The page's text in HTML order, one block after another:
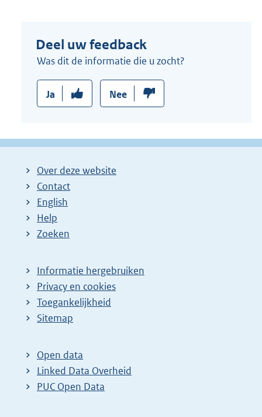
Deel uw feedback
Was dit de informatie die u zocht?
Ja Nee
Over deze website
Contact
English
Help
Zoeken
Informatie hergebruiken
Privacy en cookies
Toegankelijkheid
Sitemap
Open data
Linked Data Overheid
PUC Open Data